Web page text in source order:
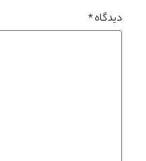
دیدگاه*